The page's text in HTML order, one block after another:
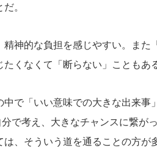
。
神的な負担を感じやすい。また
くなくて「断らない」こともあ
で「いい意味での大きな出来事
で考え、大きなチャンスに繋が
、そういう道を通ることの方が